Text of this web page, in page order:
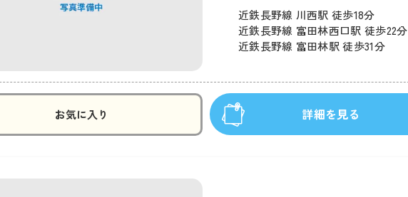
近鉄長野線 川西駅 徒歩18分
近鉄長野線 富田林西口駅 徒歩22分
近鉄長野線 富田林駅 徒歩31分
お気に入り 詳細を見る